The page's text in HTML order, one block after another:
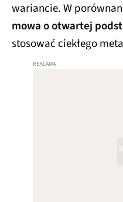
wariancie. W
mowa o otwartej
stosować ciekłego